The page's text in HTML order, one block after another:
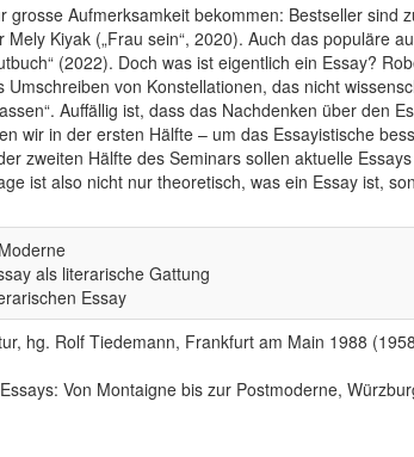
Aufmerksamkeit bekommen: Bestseller sind
Kiyak („Frau sein“, 2020). Auch das populäre
(2022). Doch was ist eigentlich ein Essay?
von Konstellationen, das nicht
Auffällig ist, dass das Nachdenken über den
wir in der ersten Hälfte – um das Essayistische
zweiten Hälfte des Seminars sollen aktuelle
ist also nicht nur theoretisch, was ein Essay ist,
als literarische Gattung
Essay
hg. Rolf Tiedemann, Frankfurt am Main 1988
Von Montaigne bis zur Postmoderne,